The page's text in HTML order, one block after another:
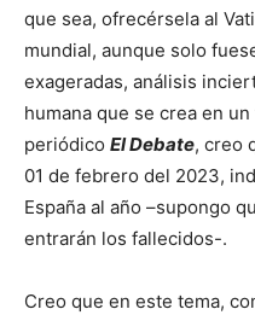
que sea, ofrecérsela al
mundial, aunque solo
exageradas, análisis
humana que se crea en
periódico El Debate, creo
01 de febrero del 2023,
España al año –supongo
entrarán los fallecidos-.
Creo que en este tema,